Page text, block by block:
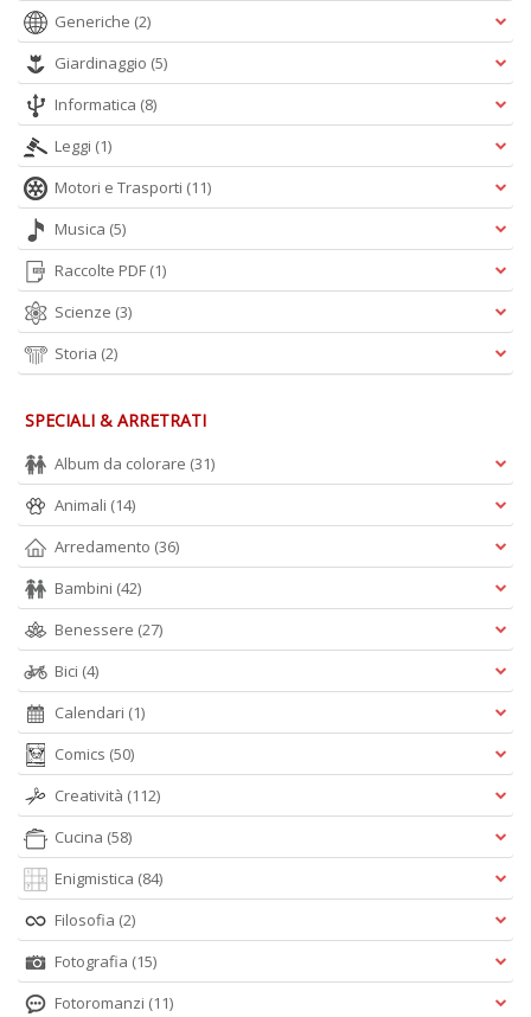
Generiche (2)
Giardinaggio (5)
Informatica (8)
Leggi (1)
Motori e Trasporti (11)
Musica (5)
Raccolte PDF (1)
Scienze (3)
Storia (2)
SPECIALI & ARRETRATI
Album da colorare (31)
Animali (14)
Arredamento (36)
Bambini (42)
Benessere (27)
Bici (4)
Calendari (1)
Comics (50)
Creatività (112)
Cucina (58)
Enigmistica (84)
Filosofia (2)
Fotografia (15)
Fotoromanzi (11)